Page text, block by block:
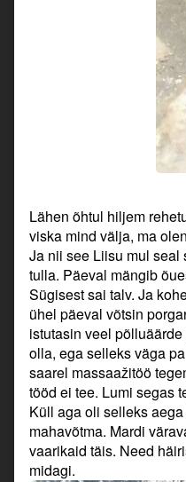
Lähen õhtul hiljem
viska mind välja, ma
Ja nii see Liisu mul seal
tulla. Päeval mängib
Sügisest sai talv. Ja
ühel päeval võtsin
istutasin veel
olla, ega selleks väga
saarel massaažitöö
tööd ei tee. Lumi segas
Küll aga oli selleks
mahavõtma. Mardi
vaarikaid täis. Need
midagi.